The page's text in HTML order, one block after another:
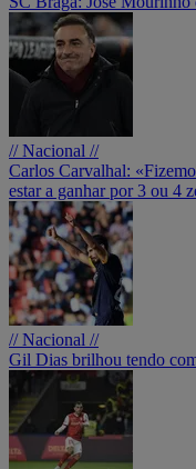
// Nacional //
Carlos Carvalhal:
estar a ganhar por 3 ou 4
// Nacional //
Gil Dias brilhou tendo